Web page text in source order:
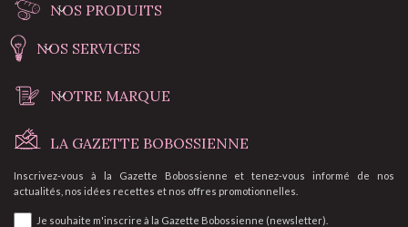
NOS PRODUITS
NOS SERVICES
NOTRE MARQUE
LA GAZETTE BOBOSSIENNE
Inscrivez-vous à la Gazette Bobossienne et tenez-vous informé de nos
actualités, nos idées recettes et nos offres promotionnelles.
Je souhaite m'inscrire à la Gazette Bobossienne (newsletter).